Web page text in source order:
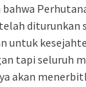
untuk
tapi seluruh
akan